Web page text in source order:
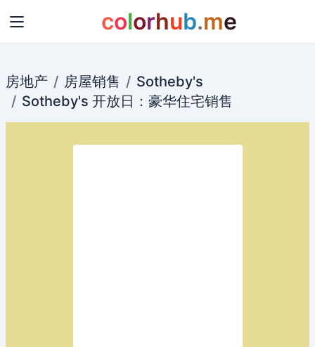
colorhub.me
房地产 房屋销售
Sotheby's
Sotheby's 开放日：豪华住宅销售